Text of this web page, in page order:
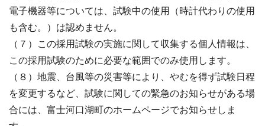
電子機器等については、試験中の使用（時計代わりの使用
も含む。）は認めません。
（７）この採用試験の実施に関して収集する個人情報は、
この採用試験のために必要な範囲でのみ使用します。
（８）地震、台風等の災害等により、やむを得ず試験日程
を変更するなど、試験に関しての緊急のお知らせがある場
合には、富士河口湖町のホームページでお知らせしま